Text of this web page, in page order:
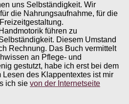
uns Selbständigkeit. Wir
die Nahrungsaufnahme, für die
führen zu
Diesem Umstand
Rechnung. Das Buch vermittelt
an Pflege- und
gestutzt, habe ich erst bei dem
Lesen des Klappentextes ist mir
ich sie von der Internetseite